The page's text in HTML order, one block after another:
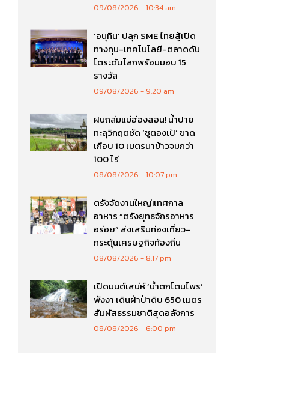
09/08/2026 10:34 am
‘อนุทิน’ ปลุก SME ไทยสู้เปิด
ทางทุน-เทคโนโลยี-ตลาดดัน
โตระดับโลกพร้อมมอบ 15
รางวัล
09/08/2026 9:20 am
ฝนถล่มแม่ฮ่องสอน! น้ำปาย
ทะลุวิกฤตซัด ‘ซูตองเป้’ ขาด
เกือบ 10 เมตรนาข้าวจมกว่า
100 ไร่
08/08/2026 10:07 pm
ตรังจัดงานใหญ่!เทศกาล
อาหาร “ตรังยุทธจักรอาหาร
อร่อย” ส่งเสริมท่องเที่ยว-
กระตุ้นเศรษฐกิจท้องถิ่น
08/08/2026 8:17 pm
เปิดมนต์เสน่ห์ ‘น้ำตกโตนไพร’
พังงา เดินฝ่าป่าดิบ 650 เมตร
สัมผัสธรรมชาติสุดอลังการ
08/08/2026 6:00 pm